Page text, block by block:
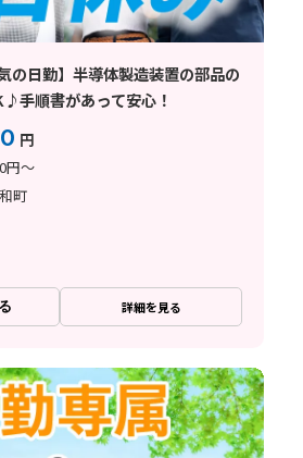
の日勤】半導体製造装置の部品の
手順書があって安心！
円
円～
町
詳細を見る